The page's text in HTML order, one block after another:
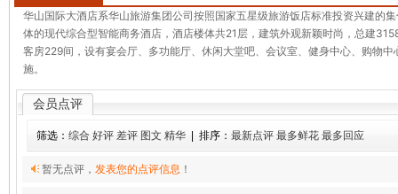
华山国际大酒店系华山旅游集团公司按照国家五星级旅游饭店标准投资兴建的
体的现代综合型智能商务酒店，酒店楼体共21层，建筑外观新颖时尚，总建
客房229间，设有宴会厅、多功能厅、休闲大堂吧、会议室、健身中心、购物
施。
会员点评
筛选： 综合 好评 差评 图文 精华 | 排序： 最新点评 最多鲜花 最多回应
暂无点评， 发表您的点评信息 ！